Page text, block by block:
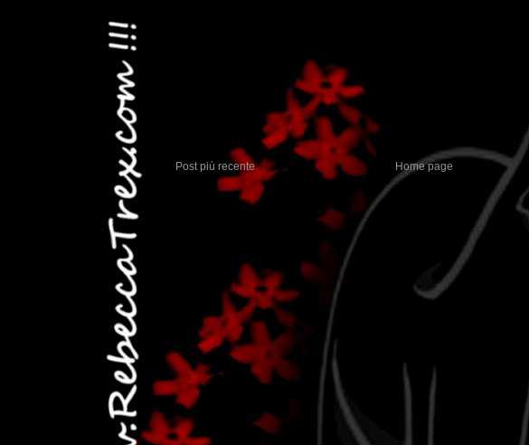
Post più recente Home page